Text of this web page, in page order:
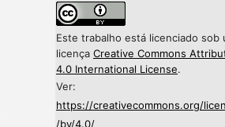
Este trabalho está licenciado sob
licença Creative Commons
4.0 International License.
Ver:
https://creativecommons.org/
/by/4.0/